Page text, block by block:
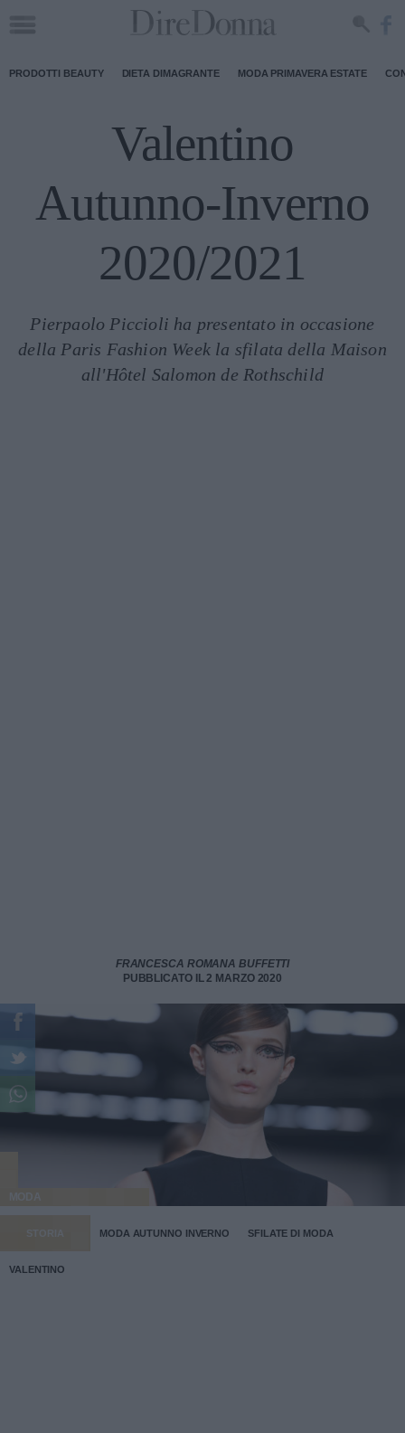
PRODOTTI BEAUTY DIETA DIMAGRANTE MODA PRIMAVERA ESTATE
Valentino
Autunno-Inverno
2020/2021
Pierpaolo Piccioli ha presentato in occasione
della Paris Fashion Week la sfilata della Maison
all'Hôtel Salomon de Rothschild
FRANCESCA ROMANA BUFFETTI
PUBBLICATO IL 2 MARZO 2020
MODA
STORIA MODA AUTUNNO INVERNO SFILATE DI MODA
VALENTINO